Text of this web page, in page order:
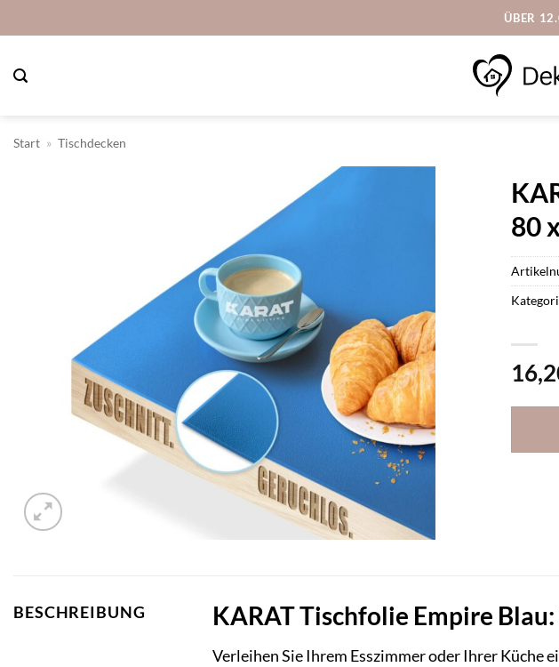
Inhalt
ÜBER
Start » Tischdecken
80
BESCHREIBUNG KARAT Tischfolie Empire
Verleihen Sie Ihrem Esszimmer oder Ihrer Küche